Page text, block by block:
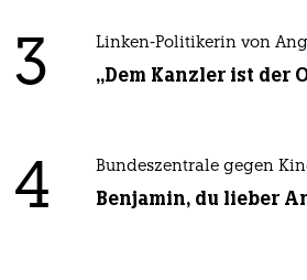
3 Linken-Politikerin von
„Dem Kanzler ist der
4 Bundeszentrale gegen
Benjamin, du lieber